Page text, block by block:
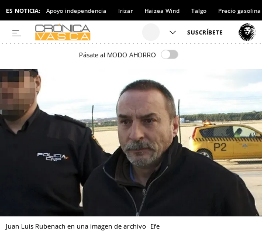
ES NOTICIA: Apoyo independencia Irizar Haizea Wind Talgo Precio gasolina
Pásate al MODO AHORRO
Juan Luis Rubenach en una imagen de archivo Efe